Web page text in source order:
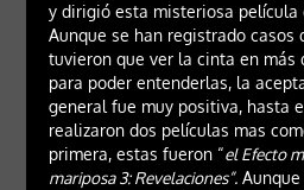
y dirigió esta misteriosa película
Aunque se han registrado casos
tuvieron que ver la cinta en más
para poder entenderlas, la
general fue muy positiva, hasta
realizaron dos películas mas
primera, estas fueron “el Efecto
mariposa 3: Revelaciones”.Aunque